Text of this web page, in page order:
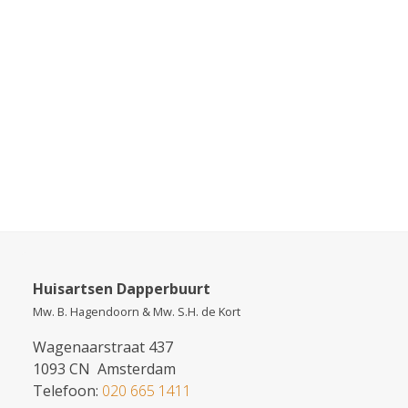
Huisartsen Dapperbuurt
Mw. B. Hagendoorn & Mw. S.H. de Kort
Wagenaarstraat 437
1093 CN Amsterdam
Telefoon: 020 665 1411